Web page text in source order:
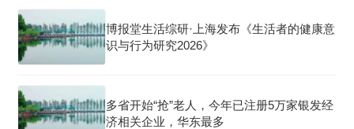
博报堂生活综研·上海发布《生活者的健康意
识与行为研究2026》
多省开始“抢”老人，今年已注册5万家银发经
济相关企业，华东最多